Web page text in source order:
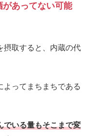
があってない可能
摂取すると、内蔵の代
よってまちまちである
でいる量もそこまで変